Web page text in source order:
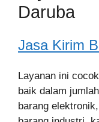
Daruba
Jasa Kirim
Layanan ini
baik dalam
barang